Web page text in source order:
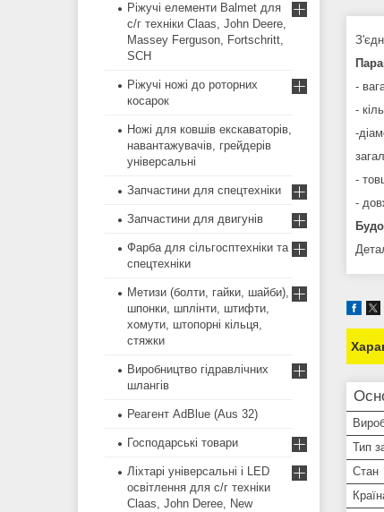
-
-
-
-
-
Тип
Стан
Ріжучі елементи Balmet для
с/г техніки Claas, John Deere,
Massey Ferguson, Fortschritt,
SCH
Ріжучі ножі до роторних
косарок
Ножі для ковшів екскаваторів,
навантажувачів, грейдерів
універсальні
Запчастини для спецтехніки
Запчастини для двигунів
Фарба для сільгосптехніки та
спецтехніки
Метизи (болти, гайки, шайби),
шпонки, шплінти, штифти,
хомути, штопорні кільця,
стяжки
Виробництво гідравлічних
шлангів
Реагент AdBlue (Aus 32)
Господарські товари
Ліхтарі універсальні і LED
освітлення для с/г техніки
Claas, John Deree, New